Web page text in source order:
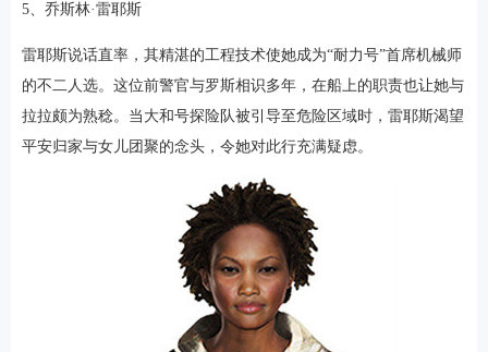
5、乔斯林·雷耶斯
雷耶斯说话直率，其精湛的工程技术使她成为“耐力号”首席机械师
的不二人选。这位前警官与罗斯相识多年，在船上的职责也让她与
拉拉颇为熟稔。当大和号探险队被引导至危险区域时，雷耶斯渴望
平安归家与女儿团聚的念头，令她对此行充满疑虑。